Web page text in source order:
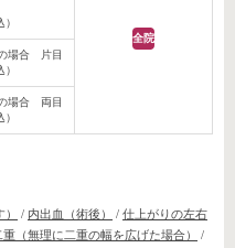
全院
場合 片目
場合 両目
/ 内出血（術後） / 仕上がりの左右
（無理に二重の幅を広げた場合）
/